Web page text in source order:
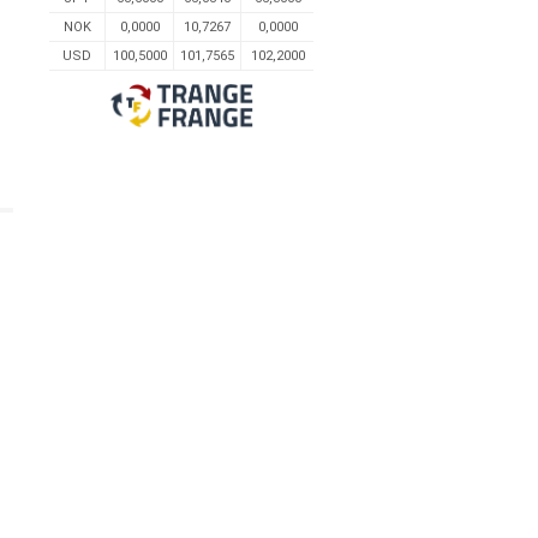
NOK
0,0000 10,7267
0,0000
USD
100,5000 101,7565 102,2000